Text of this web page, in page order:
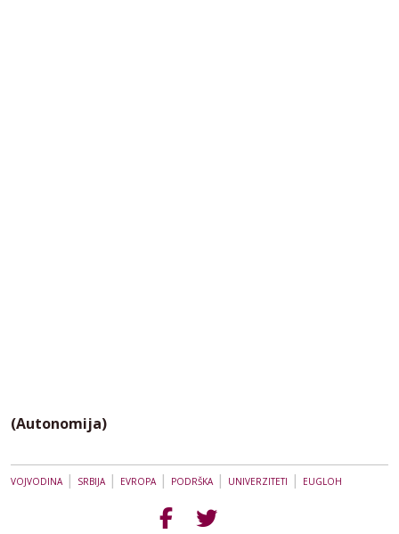
(Autonomija)
VOJVODINA| SRBIJA| EVROPA| PODRŠKA| UNIVERZITETI | EUGLOH